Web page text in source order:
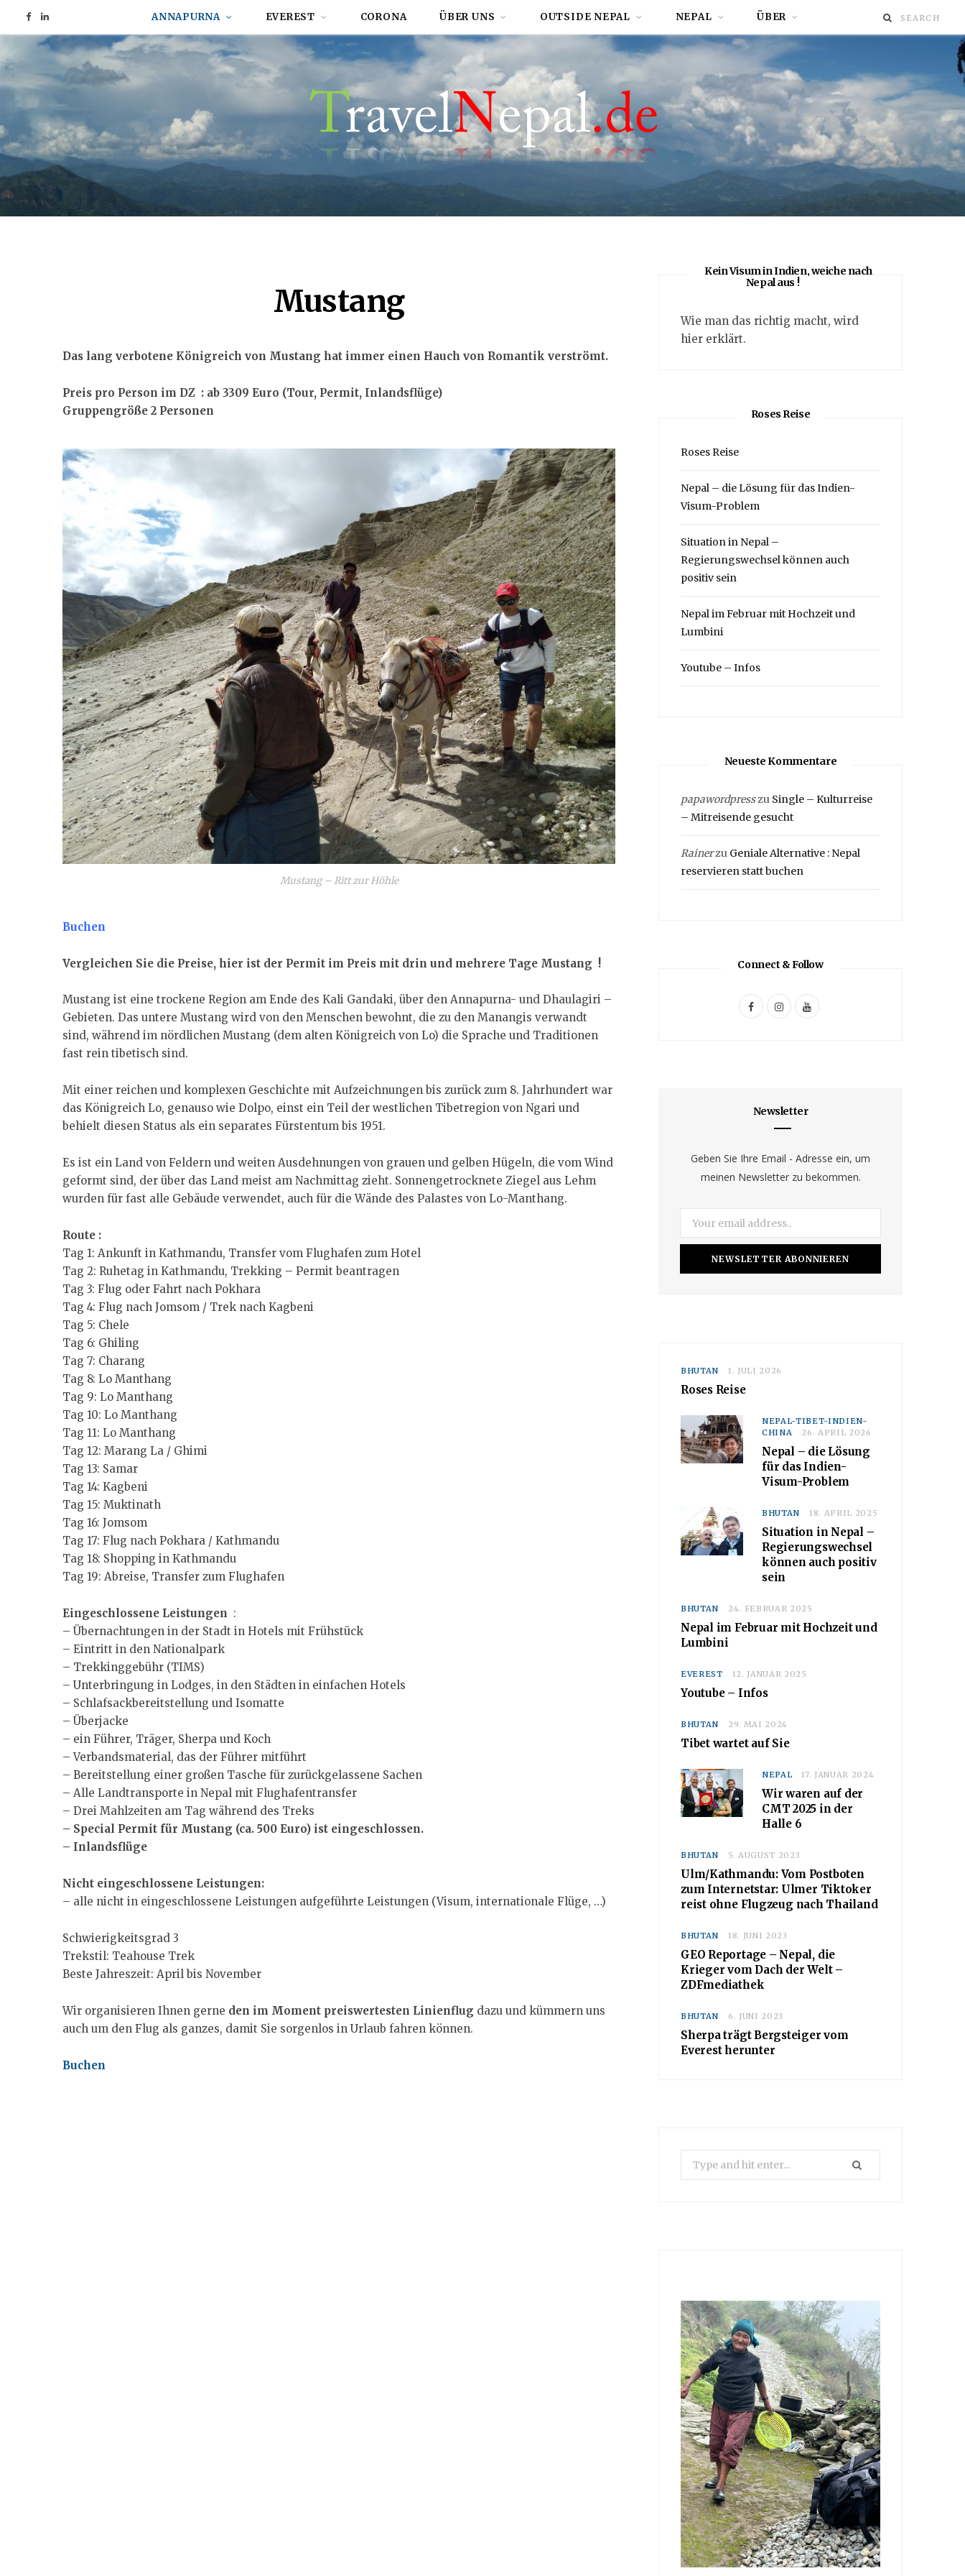
F
b
L
i
k
e
ANNAPURNA EVEREST CORONA ÜBER UNS OUTSIDE NEPAL NEPAL ÜBER
Mustang
Das lang verbotene Königreich von Mustang hat immer einen Hauch von Romantik verströmt.
Preis pro Person im DZ : ab 3309 Euro (Tour, Permit, Inlandsflüge)
Gruppengröße 2 Personen
Mustang – Ritt zur Höhle
Buchen
Vergleichen Sie die Preise, hier ist der Permit im Preis mit drin und mehrere Tage Mustang !
Mustang ist eine trockene Region am Ende des Kali Gandaki, über den Annapurna- und Dhaulagiri –
Gebieten. Das untere Mustang wird von den Menschen bewohnt, die zu den Manangis verwandt
sind, während im nördlichen Mustang (dem alten Königreich von Lo) die Sprache und Traditionen
fast rein tibetisch sind.
Mit einer reichen und komplexen Geschichte mit Aufzeichnungen bis zurück zum 8. Jahrhundert war
das Königreich Lo, genauso wie Dolpo, einst ein Teil der westlichen Tibetregion von Ngari und
behielt diesen Status als ein separates Fürstentum bis 1951.
Es ist ein Land von Feldern und weiten Ausdehnungen von grauen und gelben Hügeln, die vom Wind
geformt sind, der über das Land meist am Nachmittag zieht. Sonnengetrocknete Ziegel aus Lehm
wurden für fast alle Gebäude verwendet, auch für die Wände des Palastes von Lo-Manthang.
Route :
Tag 1: Ankunft in Kathmandu, Transfer vom Flughafen zum Hotel
Tag 2: Ruhetag in Kathmandu, Trekking – Permit beantragen
Tag 3: Flug oder Fahrt nach Pokhara
Tag 4: Flug nach Jomsom / Trek nach Kagbeni
Tag 5: Chele
Tag 6: Ghiling
Tag 7: Charang
Tag 8: Lo Manthang
Tag 9: Lo Manthang
Tag 10: Lo Manthang
Tag 11: Lo Manthang
Tag 12: Marang La / Ghimi
Tag 13: Samar
Tag 14: Kagbeni
Tag 15: Muktinath
Tag 16: Jomsom
Tag 17: Flug nach Pokhara / Kathmandu
Tag 18: Shopping in Kathmandu
Tag 19: Abreise, Transfer zum Flughafen
Eingeschlossene Leistungen :
– Übernachtungen in der Stadt in Hotels mit Frühstück
– Eintritt in den Nationalpark
– Trekkinggebühr (TIMS)
– Unterbringung in Lodges, in den Städten in einfachen Hotels
– Schlafsackbereitstellung und Isomatte
– Überjacke
– ein Führer, Träger, Sherpa und Koch
– Verbandsmaterial, das der Führer mitführt
– Bereitstellung einer großen Tasche für zurückgelassene Sachen
– Alle Landtransporte in Nepal mit Flughafentransfer
– Drei Mahlzeiten am Tag während des Treks
– Special Permit für Mustang (ca. 500 Euro) ist eingeschlossen.
– Inlandsflüge
Nicht eingeschlossene Leistungen:
– alle nicht in eingeschlossene Leistungen aufgeführte Leistungen (Visum, internationale Flüge, …)
Schwierigkeitsgrad 3
Trekstil: Teahouse Trek
Beste Jahreszeit: April bis November
Wir organisieren Ihnen gerne den im Moment preiswertesten Linienflug dazu und kümmern uns
auch um den Flug als ganzes, damit Sie sorgenlos in Urlaub fahren können.
Buchen
Kein Visum in Indien, weiche nach
Nepal aus !
Wie man das richtig macht, wird
hier erklärt.
Roses Reise
Roses Reise
Nepal – die Lösung für das Indien-
Visum-Problem
Situation in Nepal –
Regierungswechsel können auch
positiv sein
Nepal im Februar mit Hochzeit und
Lumbini
Youtube – Infos
Neueste Kommentare
papawordpresszu Single – Kulturreise
– Mitreisende gesucht
Rainerzu Geniale Alternative : Nepal
reservieren statt buchen
Connect & Follow
F
k
I
a
g
r
a
Y
Newsletter
Geben Sie Ihre Email - Adresse ein, um
meinen Newsletter zu bekommen.
BHUTAN 1. JULI 2026
Roses Reise
NEPAL-TIBET-INDIEN-
CHINA
26. APRIL 2026
Nepal – die Lösung
für das Indien-
Visum-Problem
BHUTAN 18. APRIL 2025
Situation in Nepal –
Regierungswechsel
können auch positiv
sein
BHUTAN 24. FEBRUAR 2025
Nepal im Februar mit Hochzeit und
Lumbini
EVEREST 12. JANUAR 2025
Youtube – Infos
BHUTAN 29. MAI 2024
Tibet wartet auf Sie
NEPAL 17. JANUAR 2024
Wir waren auf der
CMT 2025 in der
Halle 6
BHUTAN 5. AUGUST 2023
Ulm/Kathmandu: Vom Postboten
zum Internetstar: Ulmer Tiktoker
reist ohne Flugzeug nach Thailand
BHUTAN 18. JUNI 2023
GEO Reportage – Nepal, die
Krieger vom Dach der Welt –
ZDFmediathek
BHUTAN 6. JUNI 2023
Sherpa trägt Bergsteiger vom
Everest herunter
Search
for: